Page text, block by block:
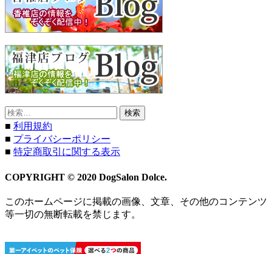
検
索:
■ 利用規約
■ プライバシーポリシー
■ 特定商取引に関する表示
COPYRIGHT © 2020 DogSalon Dolce.
このホームページに掲載の画像、文章、その他のコンテンツ
等一切の無断転載を禁じます。